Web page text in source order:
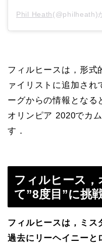
Phil Heath(@philheath)
フィルヒースは，形式
ァイリストに追加され
ーグからの情報となる
オリンピア 2020でカ
す．
フィルヒース
て”8度目”に挑
フィルヒースは，ミス
過去にリーヘイニーと